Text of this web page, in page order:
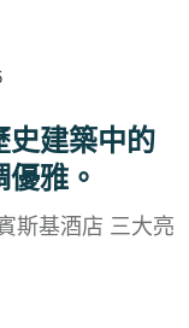
史建築中的
雅。
斯基酒店 三大亮